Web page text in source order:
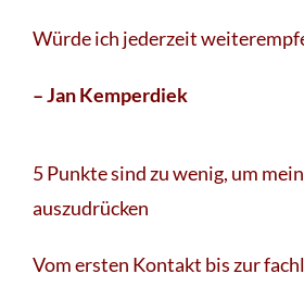
Würde ich jederzeit
– Jan Kemperdiek
5 Punkte sind zu wenig, um
auszudrücken
Vom ersten Kontakt bis zur